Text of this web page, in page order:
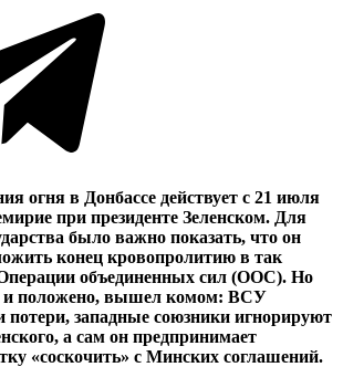
огня в Донбассе действует с 21 июля
при президенте Зеленском. Для
было важно показать, что он
конец кровопролитию в так
объединенных сил (ООС). Но
и положено, вышел комом: ВСУ
потери, западные союзники игнорируют
а сам он предпринимает
«соскочить» с Минских соглашений.